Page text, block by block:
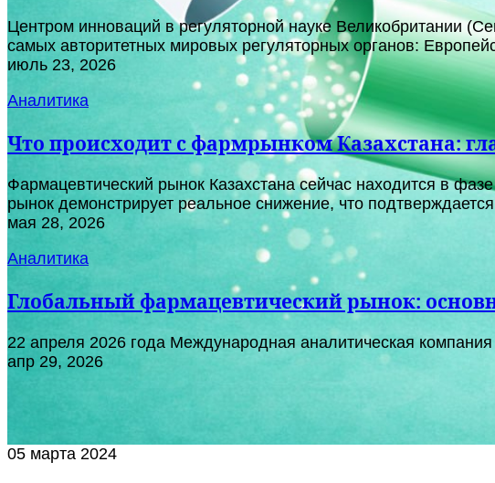
Центром инноваций в регуляторной науке Великобритании
самых авторитетных мировых регуляторных органов:
июль 23, 2026
Аналитика
Что происходит с фармрынком Казахстана:
Фармацевтический рынок Казахстана сейчас находится в
рынок демонстрирует реальное снижение, что
мая 28, 2026
Аналитика
Глобальный фармацевтический рынок:
22 апреля 2026 года Международная аналитическая
апр 29, 2026
05 марта 2024